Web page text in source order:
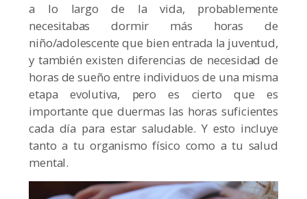
a lo largo de la vida, probablemente
necesitabas dormir más horas de
niño/adolescente que bien entrada la juventud,
y también existen diferencias de necesidad de
horas de sueño entre individuos de una misma
etapa evolutiva, pero es cierto que es
importante que duermas las horas suficientes
cada día para estar saludable. Y esto incluye
tanto a tu organismo físico como a tu salud
mental.